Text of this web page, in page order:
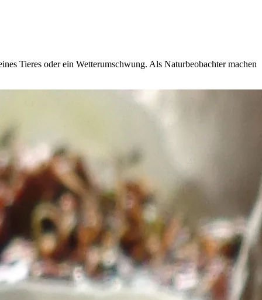
Tieres oder ein Wetterumschwung. Als Naturbeobachter machen